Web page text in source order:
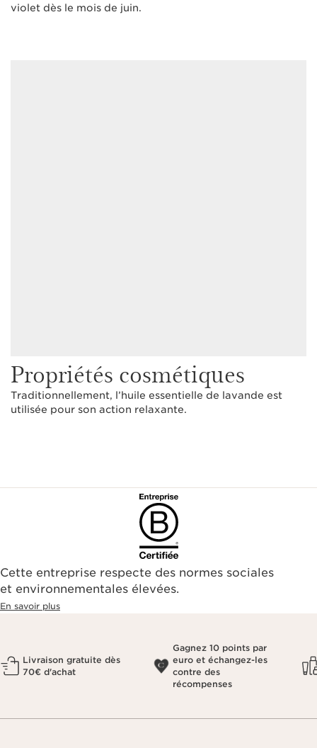
violet dès le mois de juin.
Propriétés cosmétiques
Traditionnellement, l’huile essentielle de lavande est
utilisée pour son action relaxante.
Cette entreprise respecte des normes sociales
et environnementales élevées.
En savoir plus
Livraison gratuite dès
70€ d'achat
Gagnez 10 points par
euro et échangez-les
contre des
récompenses